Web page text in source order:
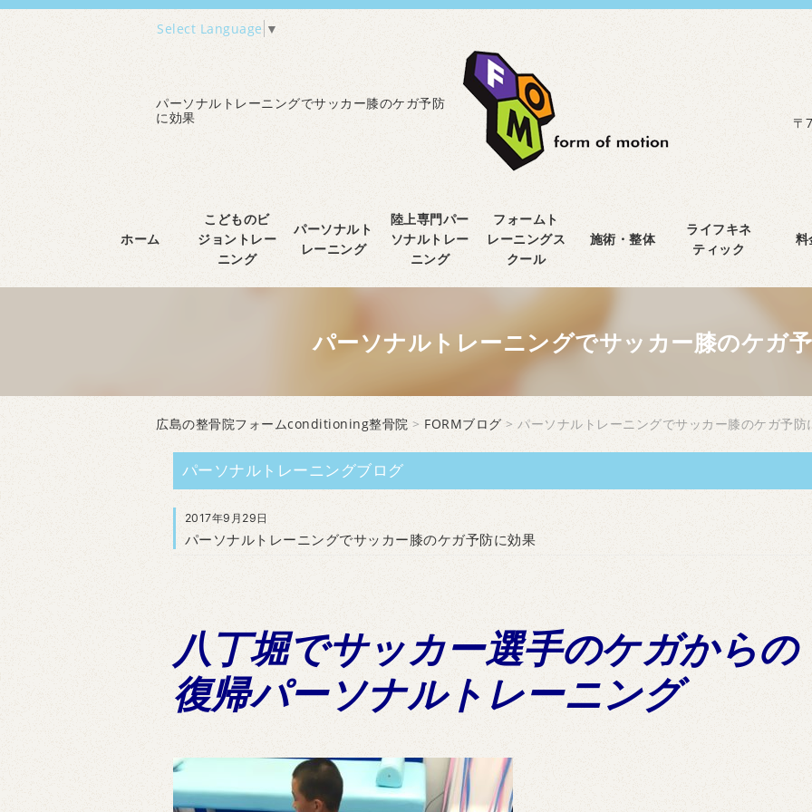
Select Language ▼
パーソナルトレーニングでサッカー膝のケガ予防
に効果
〒
ホーム
こどものビ
ジョントレー
ニング
パーソナルト
レーニング
陸上専門パー
ソナルトレー
ニング
フォームト
レーニングス
クール
施術・整体
ライフキネ
ティック
料
パーソナルトレーニングでサッカー膝のケガ
広島の整骨院フォームconditioning整骨院 > FORMブログ > パーソナルトレーニングでサッカー膝のケガ予防
パーソナルトレーニングブログ
2017年9月29日
パーソナルトレーニングでサッカー膝のケガ予防に効果
八丁堀でサッカー選手のケガからの
復帰パーソナルトレーニング